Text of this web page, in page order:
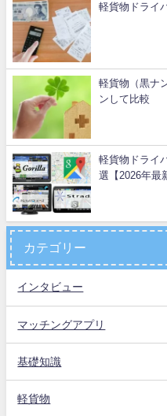
軽貨物ドライ
軽貨物（黒ナ
ンして比較
軽貨物ドライ
選【2026年最
カテゴリー
インタビュー
マッチングアプリ
基礎知識
軽貨物